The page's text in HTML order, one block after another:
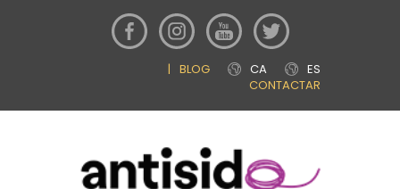
ES
CA
BLOG
|
CONTACTAR